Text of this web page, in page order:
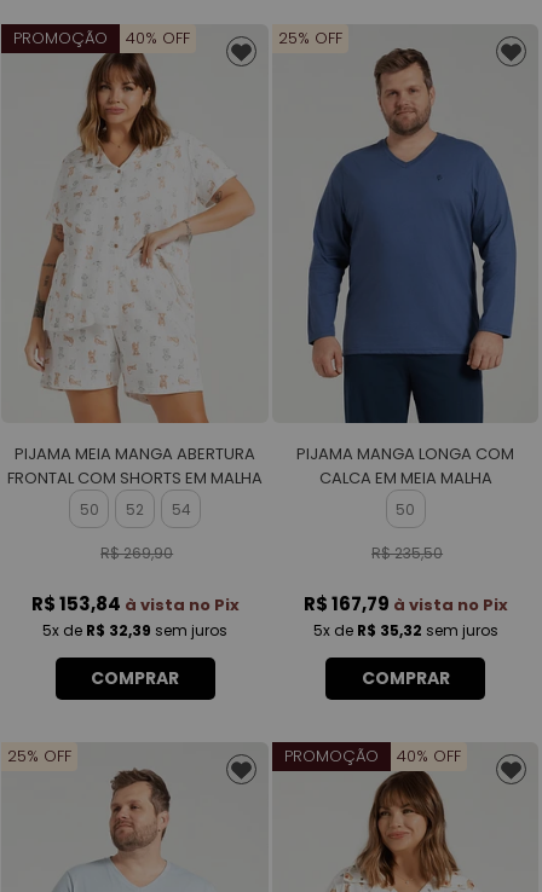
PROMOÇÃO 40% OFF
PIJAMA MEIA MANGA ABERTURA
FRONTAL COM SHORTS EM MALHA
ROTATIVA FEMININO
50 52 54
R$ 269,90
R$ 153,84 à vista no Pix
5x de R$ 32,39 sem juros
COMPRAR
25% OFF
PIJAMA MANGA LONGA COM
CALCA EM MEIA MALHA
MASCULINO
50
R$ 235,50
R$ 167,79 à vista no Pix
5xde R$ 35,32 sem juros
COMPRAR
25% OFF PROMOÇÃO 40% OFF